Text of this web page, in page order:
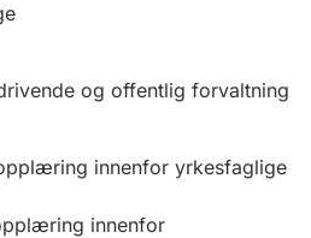
og offentlig forvaltning
innenfor yrkesfaglige
innenfor